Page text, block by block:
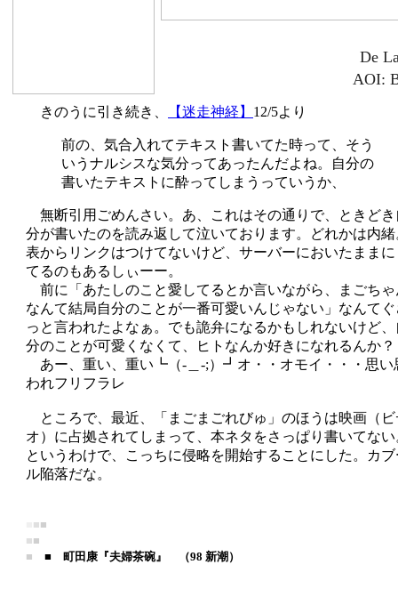
De
AOI:
きのうに引き続き、 【迷走神経】 12/5より
前の、気合入れてテキスト書いてた時って、そう
いうナルシスな気分ってあったんだよね。自分の
書いたテキストに酔ってしまうっていうか、
無断引用ごめんさい。あ、これはその通りで、ときどき
分が書いたのを読み返して泣いております。どれかは内緒
表からリンクはつけてないけど、サーバーにおいたままに
てるのもあるしぃーー。
前に「あたしのこと愛してるとか言いながら、まごちゃ
なんて結局自分のことが一番可愛いんじゃない」なんてぐ
っと言われたよなぁ。でも詭弁になるかもしれないけど、
分のことが可愛くなくて、ヒトなんか好きになれるんか？
あー、重い、重い┗（-＿-;）┛オ・・オモイ・・・思い
われフリフラレ
ところで、最近、「まごまごれびゅ」のほうは映画（ビ
オ）に占拠されてしまって、本ネタをさっぱり書いてない
というわけで、こっちに侵略を開始することにした。カブ
ル陥落だな。
■■
■■
■
■ 町田康『夫婦茶碗』 （98 新潮）